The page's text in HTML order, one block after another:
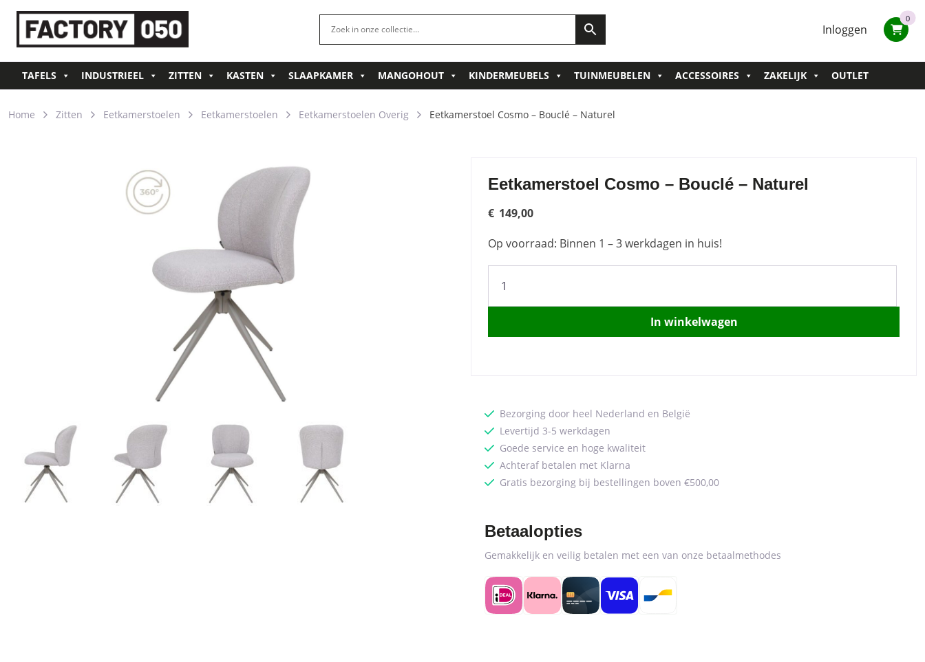
Inloggen
0
TAFELS INDUSTRIEEL ZITTEN KASTEN SLAAPKAMER MANGOHOUT KINDERMEUBELS TUINMEUBELEN ACCESSOIRES ZAKELIJK OUTLET
Home Zitten Eetkamerstoelen Eetkamerstoelen Eetkamerstoelen Overig Eetkamerstoel Cosmo – Bouclé – Naturel
Eetkamerstoel Cosmo – Bouclé – Naturel
€ 149,00
Op voorraad: Binnen 1 – 3 werkdagen in huis!
Cosmo
-
-
In winkelwagen
Bezorging door heel Nederland en België
Levertijd 3-5 werkdagen
Goede service en hoge kwaliteit
Achteraf betalen met Klarna
Gratis bezorging bij bestellingen boven €500,00
Betaalopties
Gemakkelijk en veilig betalen met een van onze betaalmethodes